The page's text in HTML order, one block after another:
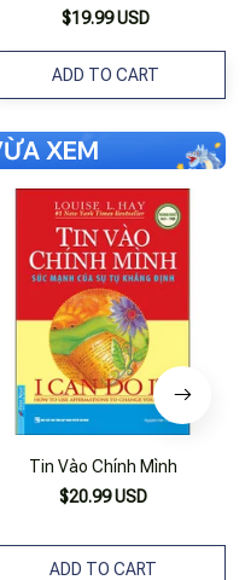
$19.99 USD
ADD TO CART
XEM
Tin Vào Chính Mình
$20.99 USD
ADD TO CART